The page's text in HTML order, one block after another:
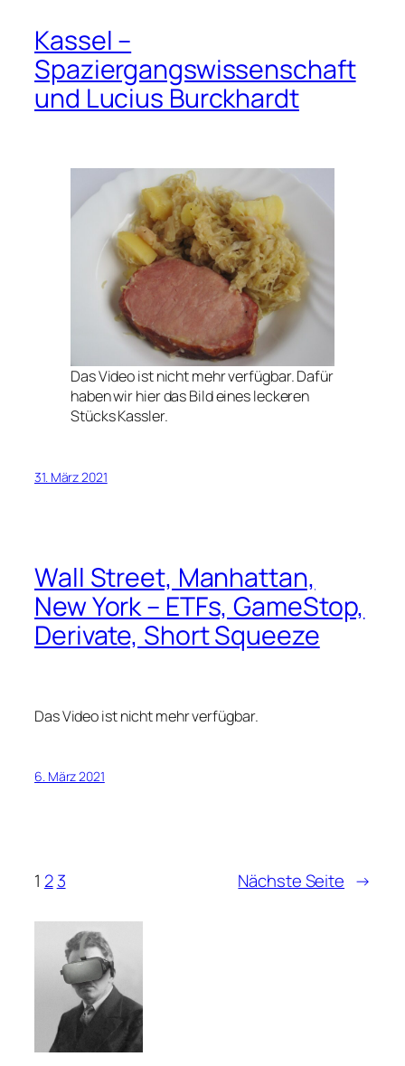
Kassel –
Spaziergangswissenschaft
und Lucius Burckhardt
Das Video ist nicht mehr verfügbar. Dafür
haben wir hier das Bild eines leckeren
Stücks Kassler.
31. März 2021
Wall Street, Manhattan,
New York – ETFs, GameStop,
Derivate, Short Squeeze
Das Video ist nicht mehr verfügbar.
6. März 2021
1 2 3 Nächste Seite →